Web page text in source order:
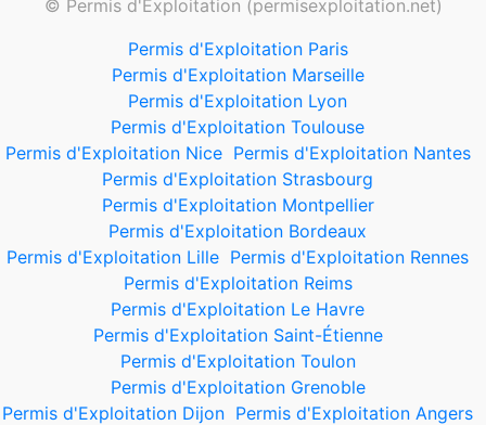
© Permis d'Exploitation (permisexploitation.net)
Permis d'Exploitation Paris
Permis d'Exploitation Marseille
Permis d'Exploitation Lyon
Permis d'Exploitation Toulouse
Permis d'Exploitation Nice Permis d'Exploitation Nantes
Permis d'Exploitation Strasbourg
Permis d'Exploitation Montpellier
Permis d'Exploitation Bordeaux
Permis d'Exploitation Lille Permis d'Exploitation Rennes
Permis d'Exploitation Reims
Permis d'Exploitation Le Havre
Permis d'Exploitation Saint-Étienne
Permis d'Exploitation Toulon
Permis d'Exploitation Grenoble
Permis d'Exploitation Dijon Permis d'Exploitation Angers